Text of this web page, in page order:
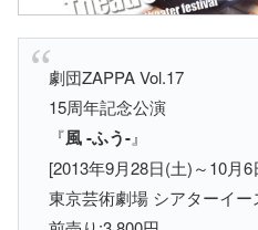
劇団ZAPPA Vol.17
15周年記念公演
『風 -ふう-』
[2013年9月28日(土)～10月
東京芸術劇場 シアターイー